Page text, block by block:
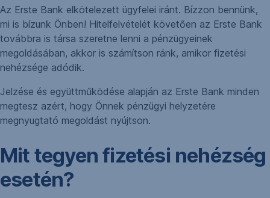
Az Erste Bank elkötelezett ügyfelei iránt. Bízzon bennünk,
mi is bízunk Önben! Hitelfelvételét követően az Erste Bank
továbbra is társa szeretne lenni a pénzügyeinek
megoldásában, akkor is számítson ránk, amikor fizetési
nehézsége adódik.
Jelzése és együttműködése alapján az Erste Bank minden
megtesz azért, hogy Önnek pénzügyi helyzetére
megnyugtató megoldást nyújtson.
Mit tegyen fizetési nehézség
esetén?